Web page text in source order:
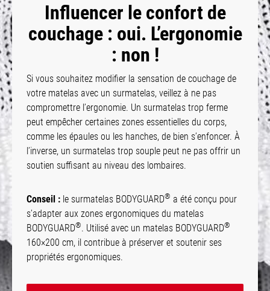
Influencer le confort de
couchage : oui. L’ergonomie
: non !
Si vous souhaitez modifier la sensation de couchage de
votre matelas avec un surmatelas, veillez à ne pas
compromettre l’ergonomie. Un surmatelas trop ferme
peut empêcher certaines zones essentielles du corps,
comme les épaules ou les hanches, de bien s’enfoncer. À
l’inverse, un surmatelas trop souple peut ne pas offrir un
soutien suffisant au niveau des lombaires.
Conseil : le surmatelas BODYGUARD® a été conçu pour
s’adapter aux zones ergonomiques du matelas
BODYGUARD®. Utilisé avec un matelas BODYGUARD®
160×200 cm, il contribue à préserver et soutenir ses
propriétés ergonomiques.